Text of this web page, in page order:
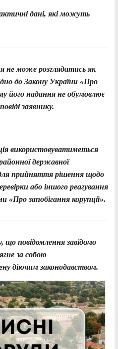
дані, які можуть
може розглядатись як
до Закону України «Про
його надання не обумовлює
заявнику.
використовуватиметься
державної
прийняття рішення щодо
або іншого реагування
«Про запобігання корупції».
повідомлення завідомо
за собою
діючим законодавством.